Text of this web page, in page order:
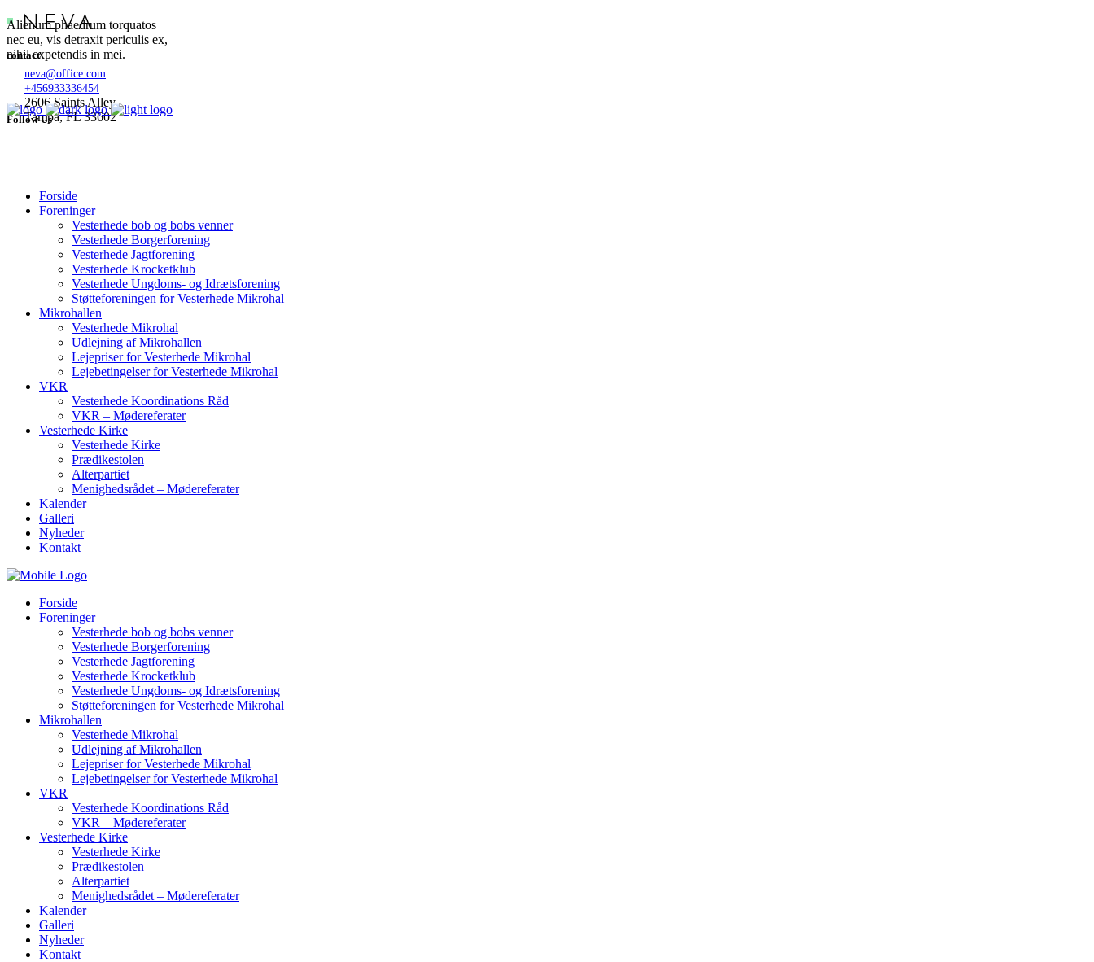
Alienum phaedrum torquatos
nec eu, vis detraxit periculis ex,
nihil expetendis in mei.
contact
neva@office.com
+456933336454
2606 Saints Alley
Tampa, FL 33602
Follow Us
Forside
Foreninger
Vesterhede bob og bobs venner
Vesterhede Borgerforening
Vesterhede Jagtforening
Vesterhede Krocketklub
Vesterhede Ungdoms- og Idrætsforening
Støtteforeningen for Vesterhede Mikrohal
Mikrohallen
Vesterhede Mikrohal
Udlejning af Mikrohallen
Lejepriser for Vesterhede Mikrohal
Lejebetingelser for Vesterhede Mikrohal
VKR
Vesterhede Koordinations Råd
VKR – Mødereferater
Vesterhede Kirke
Vesterhede Kirke
Prædikestolen
Alterpartiet
Menighedsrådet – Mødereferater
Kalender
Galleri
Nyheder
Kontakt
Forside
Foreninger
Vesterhede bob og bobs venner
Vesterhede Borgerforening
Vesterhede Jagtforening
Vesterhede Krocketklub
Vesterhede Ungdoms- og Idrætsforening
Støtteforeningen for Vesterhede Mikrohal
Mikrohallen
Vesterhede Mikrohal
Udlejning af Mikrohallen
Lejepriser for Vesterhede Mikrohal
Lejebetingelser for Vesterhede Mikrohal
VKR
Vesterhede Koordinations Råd
VKR – Mødereferater
Vesterhede Kirke
Vesterhede Kirke
Prædikestolen
Alterpartiet
Menighedsrådet – Mødereferater
Kalender
Galleri
Nyheder
Kontakt